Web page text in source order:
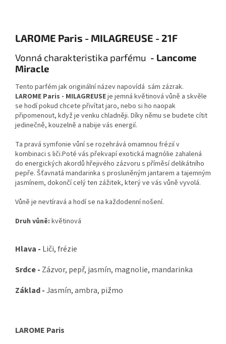
LAROME Paris - MILAGREUSE - 21F
Vonná charakteristika parfému - Lancome
Miracle
Tento parfém jak originální název napovídá sám zázrak.
LAROME Paris - MILAGREUSEje jemná květinová vůně a skvěle
se hodí pokud chcete přivítat jaro, nebo si ho naopak
připomenout, když je venku chladněji. Díky němu se budete cítit
jedinečně, kouzelně a nabije vás energií.
Ta pravá symfonie vůní se rozehrává omamnou frézií v
kombinaci s liči.Poté vás překvapí exotická magnólie zahalená
do energických akordů hřejivého zázvoru s příměsí delikátního
pepře. Šťavnatá mandarinka s prosluněným jantarem a tajemným
jasmínem, dokončí celý ten zážitek, který ve vás vůně vyvolá.
Vůně je nevtíravá a hodí se na každodenní nošení.
Druh vůně: květinová
Hlava - Liči, frézie
Srdce - Zázvor, pepř, jasmín, magnolie, mandarinka
Základ -Jasmín, ambra, pižmo
LAROME Paris